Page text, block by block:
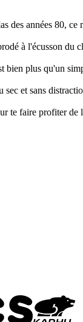
des années 80,
à l'écusson du
plus qu'un
et sans
te faire profiter de